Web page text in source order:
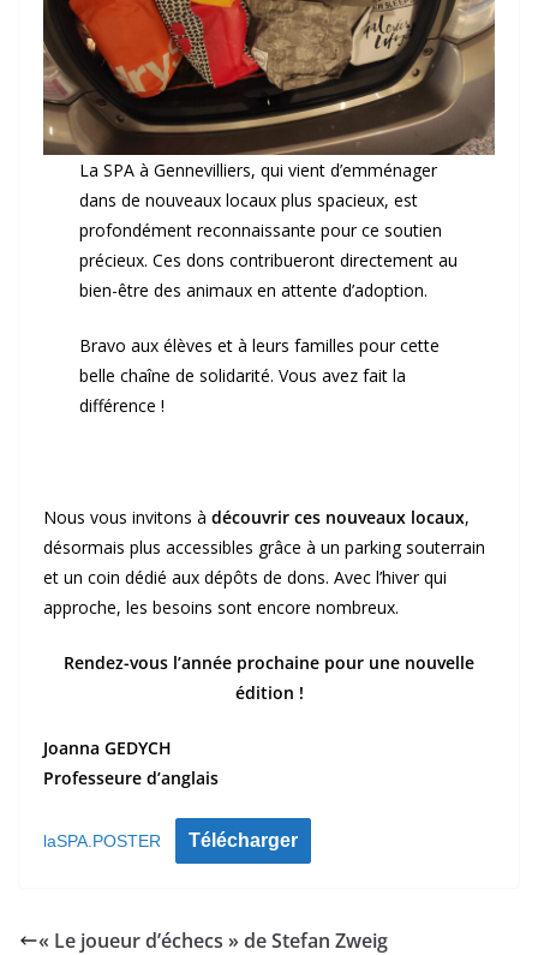
La SPA à Gennevilliers, qui vient d’emménager
dans de nouveaux locaux plus spacieux, est
profondément reconnaissante pour ce soutien
précieux. Ces dons contribueront directement au
bien-être des animaux en attente d’adoption.
Bravo aux élèves et à leurs familles pour cette
belle chaîne de solidarité. Vous avez fait la
différence !
Nous vous invitons à découvrir ces nouveaux locaux,
désormais plus accessibles grâce à un parking souterrain
et un coin dédié aux dépôts de dons. Avec l’hiver qui
approche, les besoins sont encore nombreux.
Rendez-vous l’année prochaine pour une nouvelle
édition !
Joanna GEDYCH
Professeure d’anglais
laSPA.POSTER Télécharger
« Le joueur d’échecs » de Stefan Zweig